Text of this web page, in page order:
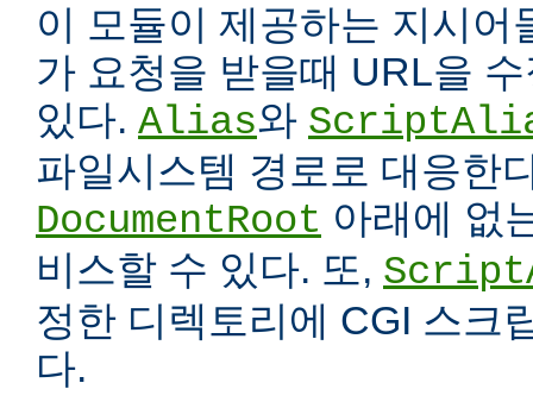
이 모듈이 제공하는 지시어
가 요청을 받을때 URL을
있다. Alias와
파일시스템 경로로 대응한
DocumentRoot 아래에 없
비스할 수 있다. 또,
정한 디렉토리에 CGI 스크
다.